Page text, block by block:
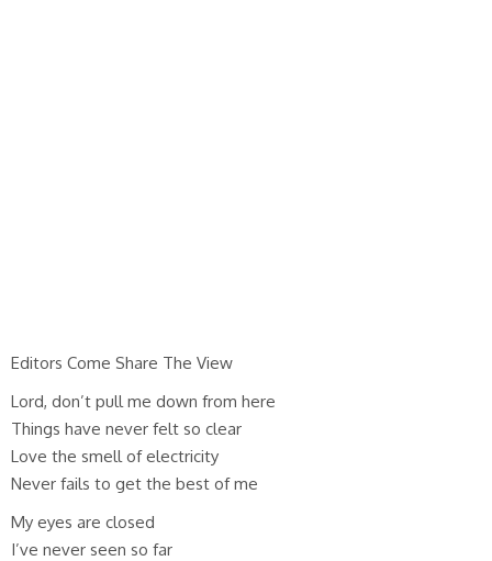
Editors Come Share The View
Lord, don’t pull me down from here
Things have never felt so clear
Love the smell of electricity
Never fails to get the best of me
My eyes are closed
I’ve never seen so far